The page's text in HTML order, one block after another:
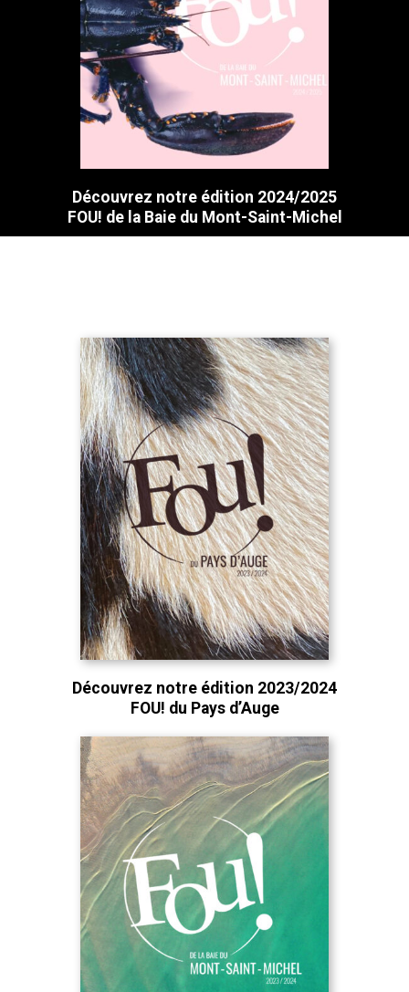
Découvrez notre édition 2024/2025
FOU! de la Baie du Mont-Saint-Michel
Découvrez notre édition 2023/2024
FOU! du Pays d’Auge